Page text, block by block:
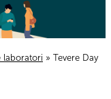
laboratori » Tevere Day